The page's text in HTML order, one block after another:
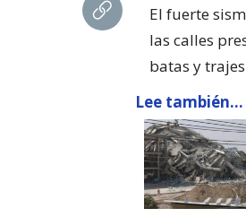
El fuerte
las calles
batas y
Lee también...